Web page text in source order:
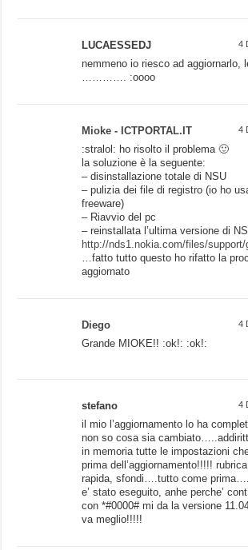
LUCAESSEDJ 4
nemmeno io riesco ad aggiornarlo,
…………. :oooo
Mioke - ICTPORTAL.IT 4
:stralol: ho risolto il problema 🙂
la soluzione è la seguente:
– disinstallazione totale di NSU
– pulizia dei file di registro (io ho
freeware)
– Riavvio del pc
– reinstallata l’ultima versione di
http://nds1.nokia.com/files/
…fatto tutto questo ho rifatto la
aggiornato
Diego 4
Grande MIOKE!! :ok!: :ok!:
stefano 4
il mio l’aggiornamento lo ha
non so cosa sia
in memoria tutte le impostazioni
prima dell’aggiornamento!!!!!
rapida, sfondi….tutto come
e’ stato eseguito, anhe perche’
con *#0000# mi da la versione
va meglio!!!!!